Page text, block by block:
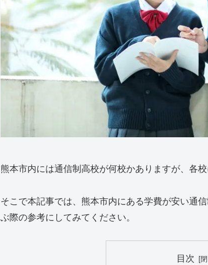
熊本市内には通信制高校が何校かありますが、各
そこで本記事では、熊本市内にある学費が安い通
ぶ際の参考にしてみてください。
目次